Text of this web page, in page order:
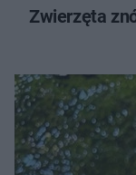
Zwierzęta